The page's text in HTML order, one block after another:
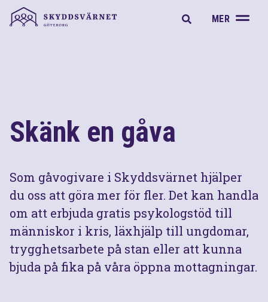
MER A
Skänk en gåva
Som gåvogivare i Skyddsvärnet hjälper
du oss att göra mer för fler. Det kan handla
om att erbjuda gratis psykologstöd till
människor i kris, läxhjälp till ungdomar,
trygghetsarbete på stan eller att kunna
bjuda på fika på våra öppna mottagningar.